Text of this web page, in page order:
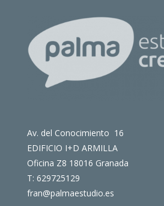
Av. del Conocimiento 16
EDIFICIO I+D ARMILLA
Oficina Z8 18016 Granada
T: 629725129
fran@palmaestudio.es